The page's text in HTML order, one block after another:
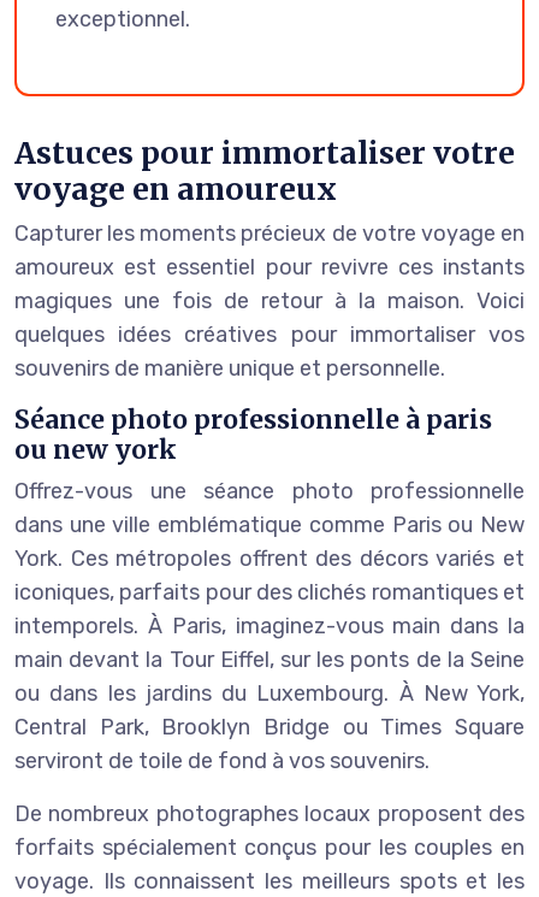
exceptionnel.
Astuces pour immortaliser votre
voyage en amoureux
Capturer les moments précieux de votre voyage en
amoureux est essentiel pour revivre ces instants
magiques une fois de retour à la maison. Voici
quelques idées créatives pour immortaliser vos
souvenirs de manière unique et personnelle.
Séance photo professionnelle à paris
ou new york
Offrez-vous une séance photo professionnelle
dans une ville emblématique comme Paris ou New
York. Ces métropoles offrent des décors variés et
iconiques, parfaits pour des clichés romantiques et
intemporels. À Paris, imaginez-vous main dans la
main devant la Tour Eiffel, sur les ponts de la Seine
ou dans les jardins du Luxembourg. À New York,
Central Park, Brooklyn Bridge ou Times Square
serviront de toile de fond à vos souvenirs.
De nombreux photographes locaux proposent des
forfaits spécialement conçus pour les couples en
voyage. Ils connaissent les meilleurs spots et les